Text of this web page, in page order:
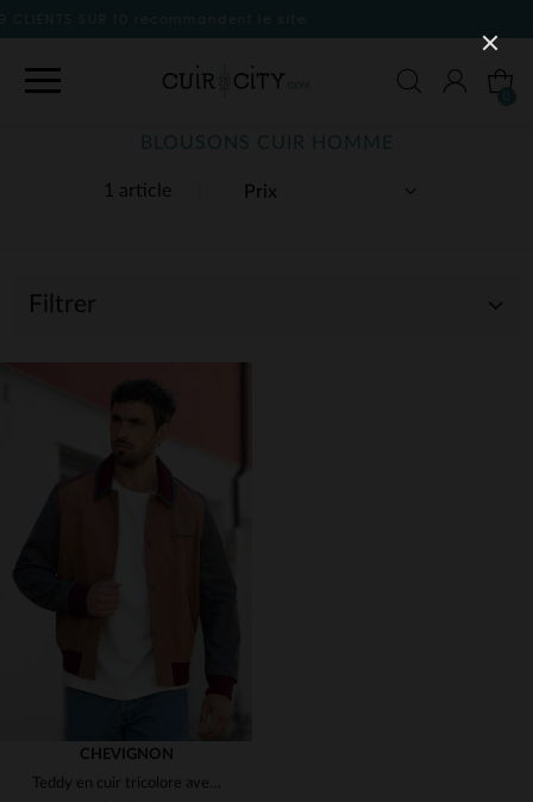
1 article
BLOUSONS CUIR HOMME
Filtrer
(1)
(1)
CHEVIGNON
Teddy en cuir tricolore avec broderie